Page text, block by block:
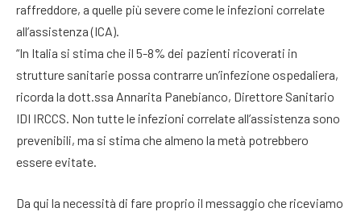
raffreddore, a quelle più severe come le infezioni correlate
all’assistenza (ICA).
“In Italia si stima che il 5-8% dei pazienti ricoverati in
strutture sanitarie possa contrarre un’infezione ospedaliera,
ricorda la dott.ssa Annarita Panebianco, Direttore Sanitario
IDI IRCCS. Non tutte le infezioni correlate all’assistenza sono
prevenibili, ma si stima che almeno la metà potrebbero
essere evitate.
Da qui la necessità di fare proprio il messaggio che riceviamo